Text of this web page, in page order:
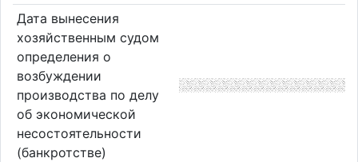
Дата вынесения
хозяйственным судом
определения о
возбуждении
производства по делу
об экономической
несостоятельности
(банкротстве)